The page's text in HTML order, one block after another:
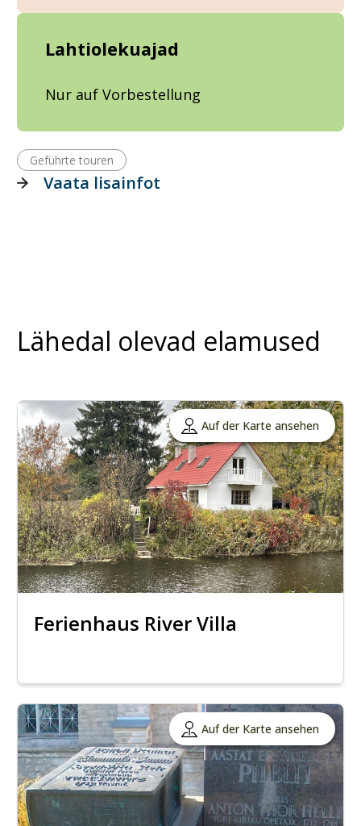
Lahtiolekuajad
Nur auf Vorbestellung
Geführte touren
Vaata lisainfot
Lähedal olevad elamused
Auf der Karte ansehen
Ferienhaus River Villa
Auf der Karte ansehen